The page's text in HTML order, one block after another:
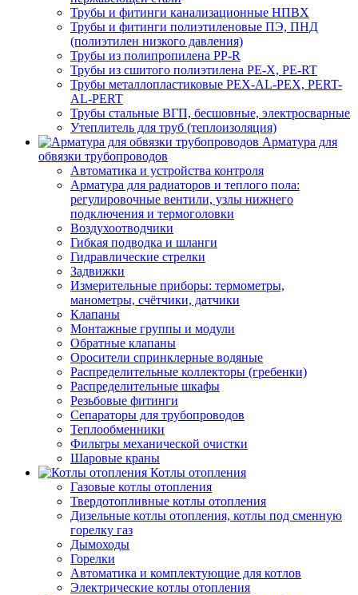
Трубы и фитинги канализационные НПВХ
Трубы и фитинги полиэтиленовые ПЭ, ПНД
(полиэтилен низкого давления)
Трубы из полипропилена PP-R
Трубы из сшитого полиэтилена PE-X, PE-RT
Трубы металлопластиковые PEX-AL-PEX, PERT-
AL-PERT
Трубы стальные ВГП, бесшовные, электросварные
Утеплитель для труб (теплоизоляция)
Арматура для
обвязки трубопроводов
Автоматика и устройства контроля
Арматура для радиаторов и теплого пола:
регулировочные вентили, узлы нижнего
подключения и термоголовки
Воздухоотводчики
Гибкая подводка и шланги
Гидравлические стрелки
Задвижки
Измерительные приборы: термометры,
манометры, счётчики, датчики
Клапаны
Монтажные группы и модули
Обратные клапаны
Оросители спринклерные водяные
Распределительные коллекторы (гребенки)
Распределительные шкафы
Резьбовые фитинги
Сепараторы для трубопроводов
Теплообменники
Фильтры механической очистки
Шаровые краны
Котлы отопления
Газовые котлы отопления
Твердотопливные котлы отопления
Дизельные котлы отопления, котлы под сменную
горелку газ
Дымоходы
Горелки
Автоматика и комплектующие для котлов
Электрические котлы отопления